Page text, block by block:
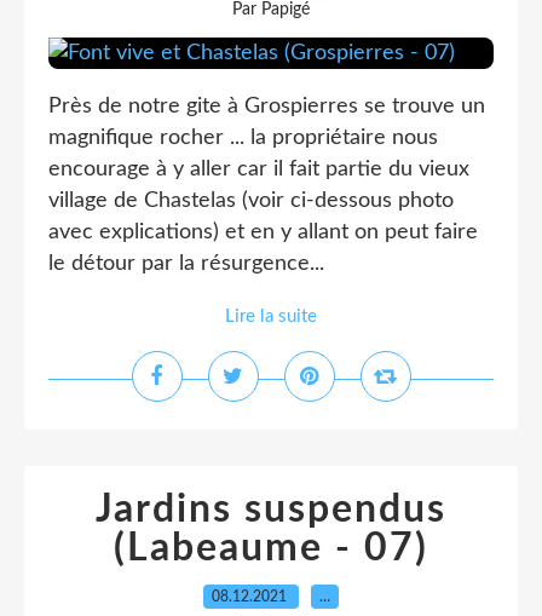
Par Papigé
Près de notre gite à Grospierres se trouve un
magnifique rocher ... la propriétaire nous
encourage à y aller car il fait partie du vieux
village de Chastelas (voir ci-dessous photo
avec explications) et en y allant on peut faire
le détour par la résurgence...
Lire la suite
Jardins suspendus
(Labeaume - 07)
08.12.2021 …